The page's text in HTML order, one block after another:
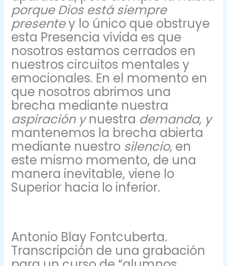
porque Dios está siempre
presentey lo único que obstruye
esta Presencia vívida es que
nosotros estamos cerrados en
nuestros circuitos mentales y
emocionales. En el momento en
que nosotros abrimos una
brecha mediante nuestra
aspiración ynuestra demanda, y
mantenemos la brecha abierta
mediante nuestro silencio, en
este mismo momento, de una
manera inevitable, viene lo
Superior hacia lo inferior.
Antonio Blay Fontcuberta.
Transcripción de una grabación